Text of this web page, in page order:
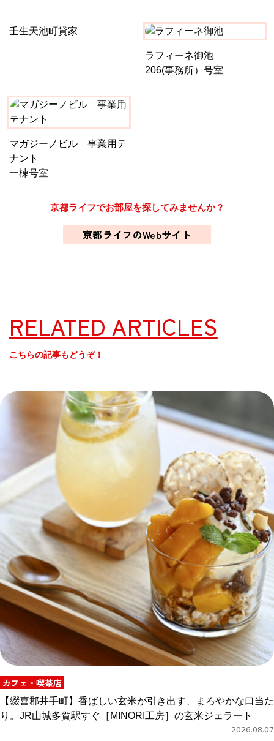
壬生天池町貸家
ラフィーネ御池
206(事務所）号室
マガジーノビル 事業用テ
ナント
一棟号室
京都ライフでお部屋を探してみませんか？
京都ライフのWebサイト
RELATED ARTICLES
こちらの記事もどうぞ！
カフェ・喫茶店
【綴喜郡井手町】香ばしい玄米が引き出す、まろやかな口当た
り。JR山城多賀駅すぐ［MINORI工房］の玄米ジェラート
2026.08.07